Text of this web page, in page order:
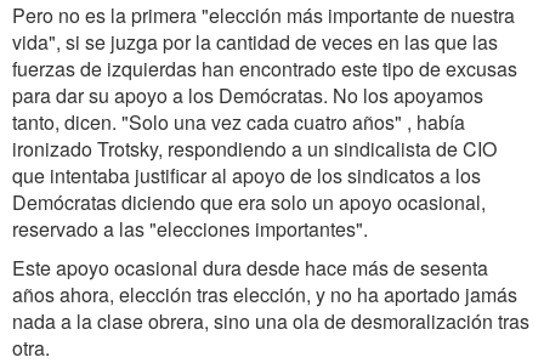
Pero no es la primera "elección más importante de nuestra
vida", si se juzga por la cantidad de veces en las que las
fuerzas de izquierdas han encontrado este tipo de excusas
para dar su apoyo a los Demócratas. No los apoyamos
tanto, dicen. "Solo una vez cada cuatro años" , había
ironizado Trotsky, respondiendo a un sindicalista de CIO
que intentaba justificar al apoyo de los sindicatos a los
Demócratas diciendo que era solo un apoyo ocasional,
reservado a las "elecciones importantes".
Este apoyo ocasional dura desde hace más de sesenta
años ahora, elección tras elección, y no ha aportado jamás
nada a la clase obrera, sino una ola de desmoralización tras
otra.